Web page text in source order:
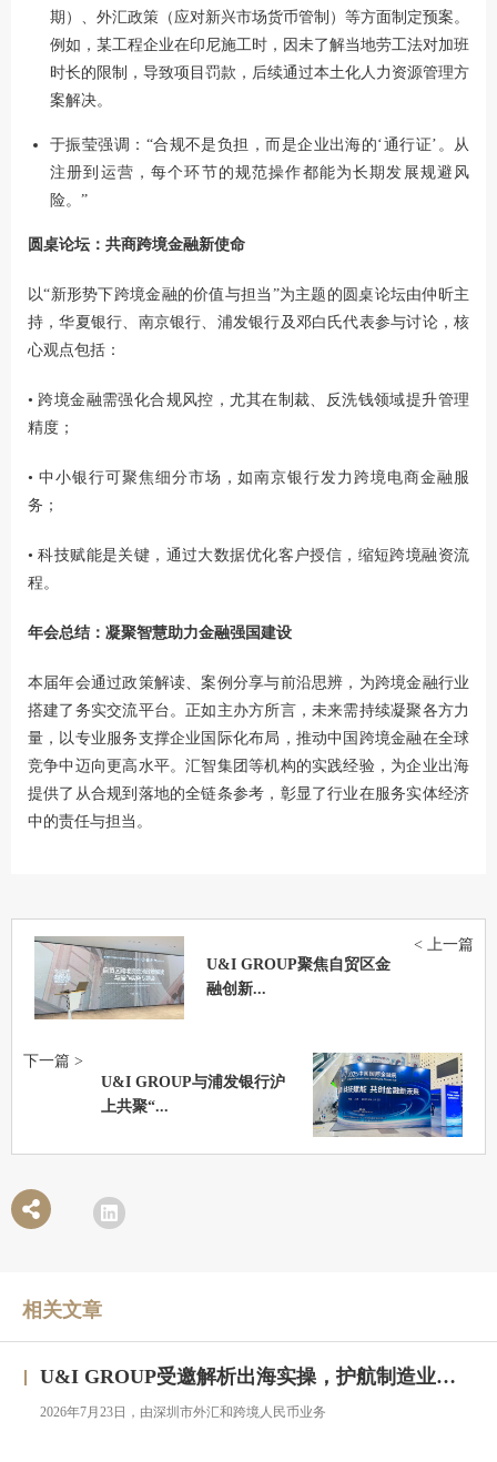
期）、外汇政策（应对新兴市场货币管制）等方面制定预案。
例如，某工程企业在印尼施工时，因未了解当地劳工法对加班
时长的限制，导致项目罚款，后续通过本土化人力资源管理方
案解决。
于振莹强调：“合规不是负担，而是企业出海的‘通行证’。从
注册到运营，每个环节的规范操作都能为长期发展规避风
险。”
圆桌论坛：共商跨境金融新使命
以“新形势下跨境金融的价值与担当”为主题的圆桌论坛由仲昕主
持，华夏银行、南京银行、浦发银行及邓白氏代表参与讨论，核
心观点包括：
• 跨境金融需强化合规风控，尤其在制裁、反洗钱领域提升管理
精度；
• 中小银行可聚焦细分市场，如南京银行发力跨境电商金融服
务；
• 科技赋能是关键，通过大数据优化客户授信，缩短跨境融资流
程。
年会总结：凝聚智慧助力金融强国建设
本届年会通过政策解读、案例分享与前沿思辨，为跨境金融行业
搭建了务实交流平台。正如主办方所言，未来需持续凝聚各方力
量，以专业服务支撑企业国际化布局，推动中国跨境金融在全球
竞争中迈向更高水平。汇智集团等机构的实践经验，为企业出海
提供了从合规到落地的全链条参考，彰显了行业在服务实体经济
中的责任与担当。
U&I GROUP聚焦自贸区金
融创新...
< 上一篇
U&I GROUP与浦发银行沪
上共聚“...
下一篇 >
相关文章
U&I GROUP受邀解析出海实操，护航制造业企业汇率风险管理
2026年7月23日，由深圳市外汇和跨境人民币业务